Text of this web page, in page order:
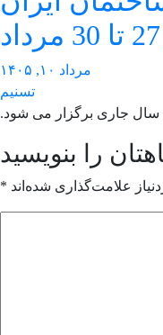
مرداد ۱۰, ۱۴۰۵
تسنیم
را بنویسید
علامت‌گذاری شده‌اند *